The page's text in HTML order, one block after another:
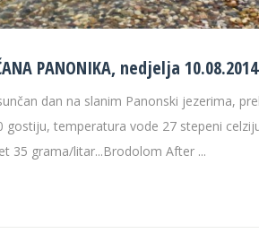
PANONIKA, nedjelja
dan na slanim Panonski jezerima,
gostiju, temperatura vode 27 stepeni
35 grama/litar...Brodolom After ...